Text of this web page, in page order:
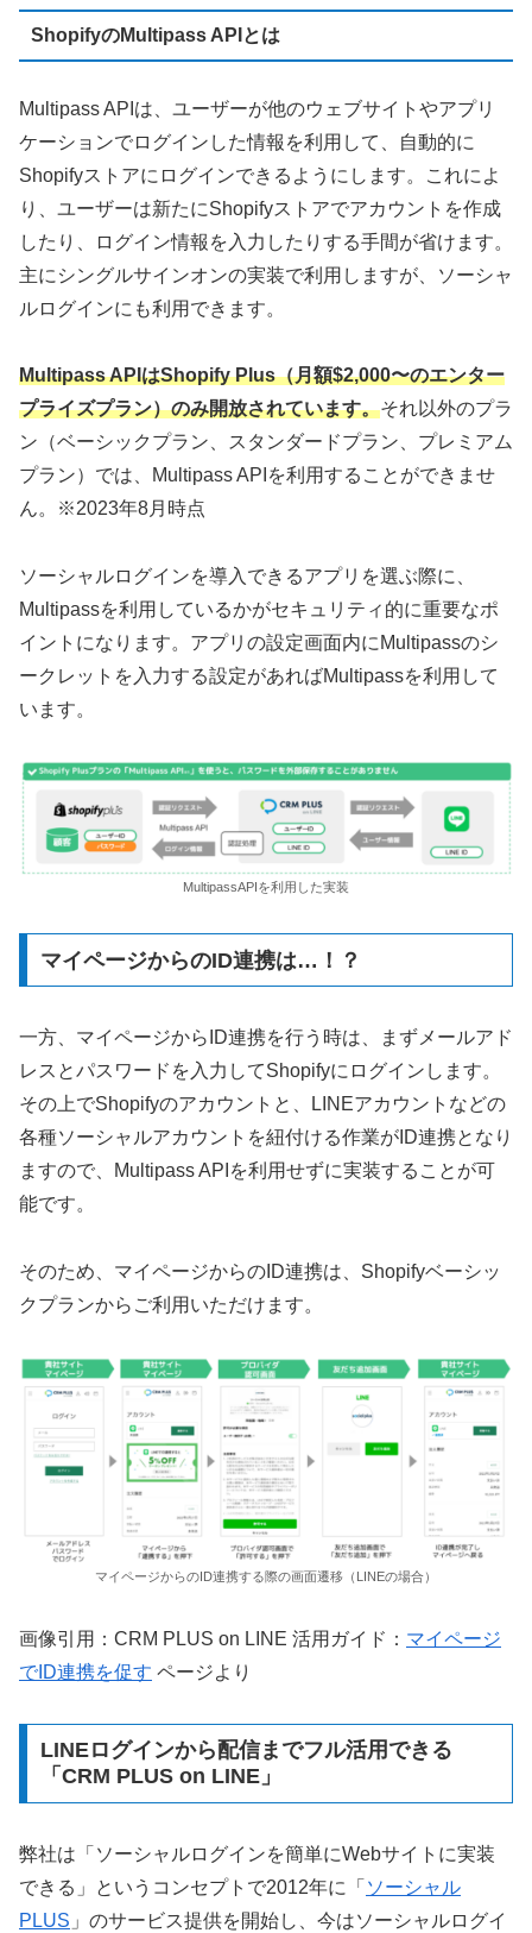
ShopifyのMultipass APIとは
Multipass APIは、ユーザーが他のウェブサイトやアプリ
ケーションでログインした情報を利用して、自動的に
Shopifyストアにログインできるようにします。これによ
り、ユーザーは新たにShopifyストアでアカウントを作成
したり、ログイン情報を入力したりする手間が省けます。
主にシングルサインオンの実装で利用しますが、ソーシャ
ルログインにも利用できます。
Multipass APIはShopify Plus（月額$2,000〜のエンター
プライズプラン）のみ開放されています。それ以外のプラ
ン（ベーシックプラン、スタンダードプラン、プレミアム
プラン）では、Multipass APIを利用することができませ
ん。※2023年8月時点
ソーシャルログインを導入できるアプリを選ぶ際に、
Multipassを利用しているかがセキュリティ的に重要なポ
イントになります。アプリの設定画面内にMultipassのシ
ークレットを入力する設定があればMultipassを利用して
います。
MultipassAPIを利用した実装
マイページからのID連携は…！？
一方、マイページからID連携を行う時は、まずメールアド
レスとパスワードを入力してShopifyにログインします。
その上でShopifyのアカウントと、LINEアカウントなどの
各種ソーシャルアカウントを紐付ける作業がID連携となり
ますので、Multipass APIを利用せずに実装することが可
能です。
そのため、マイページからのID連携は、Shopifyベーシッ
クプランからご利用いただけます。
マイページからのID連携する際の画面遷移（LINEの場合）
画像引用：CRM PLUS on LINE 活用ガイド： マイページ
でID連携を促す ページより
LINEログインから配信までフル活用できる
「CRM PLUS on LINE」
弊社は「ソーシャルログインを簡単にWebサイトに実装
できる」というコンセプトで2012年に「 ソーシャル
PLUS 」のサービス提供を開始し、今はソーシャルログイ